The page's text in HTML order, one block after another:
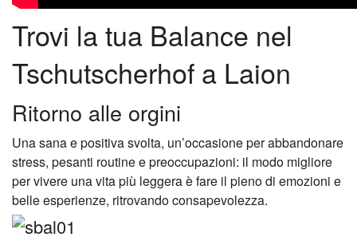
Contatto
Trovi la tua Balance nel
Tschutscherhof a Laion
Ritorno alle orgini
Una sana e positiva svolta, un’occasione per abbandonare
stress, pesanti routine e preoccupazioni: il modo migliore
per vivere una vita più leggera è fare il pieno di emozioni e
belle esperienze, ritrovando consapevolezza.